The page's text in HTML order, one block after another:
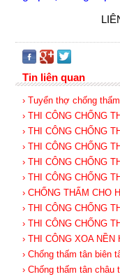
Tin liên quan
› Tuyển thợ chống thấm
› THI CÔNG CHỐNG
› THI CÔNG CHỐNG
› THI CÔNG CHỐNG
› THI CÔNG CHỐNG
› THI CÔNG CHỐNG
› CHỐNG THẤM CHO
› THI CÔNG CHỐNG
› THI CÔNG CHỐNG
› THI CÔNG XOA NỀN
› Chống thấm tân biên
› Chống thấm tân châu